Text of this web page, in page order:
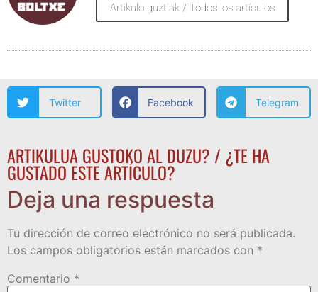
Artikulo guztiak / Todos los artículos
Twitter Facebook Telegram
ARTIKULUA GUSTOKO AL DUZU? / ¿TE HA
GUSTADO ESTE ARTÍCULO?
Deja una respuesta
Tu dirección de correo electrónico no será publicada.
Los campos obligatorios están marcados con *
Comentario *